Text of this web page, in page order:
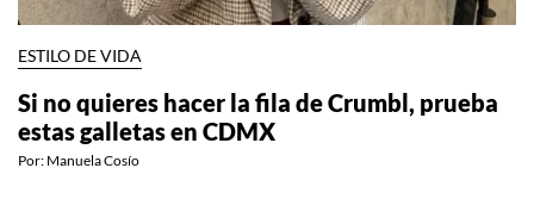
ESTILO DE VIDA
Si no quieres hacer la fila de Crumbl, prueba
estas galletas en CDMX
Por: Manuela Cosío